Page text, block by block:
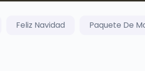
Feliz Navidad Paquete De